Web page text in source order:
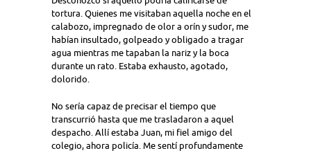
tortura. Quienes me visitaban aquella noche en el
calabozo, impregnado de olor a orín y sudor, me
habían insultado, golpeado y obligado a tragar
agua mientras me tapaban la nariz y la boca
durante un rato. Estaba exhausto, agotado,
dolorido.
No sería capaz de precisar el tiempo que
transcurrió hasta que me trasladaron a aquel
despacho. Allí estaba Juan, mi fiel amigo del
colegio, ahora policía. Me sentí profundamente